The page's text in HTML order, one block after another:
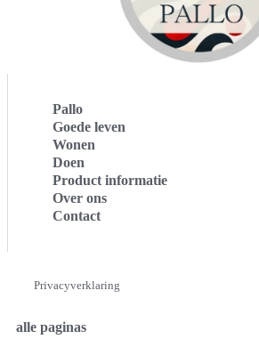
Pallo
Goede leven
Wonen
Doen
Product informatie
Over ons
Contact
Privacyverklaring
alle paginas